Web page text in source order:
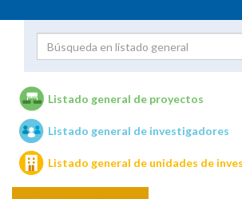
Unidades de investigación
Listado general de proyectos
Listado general de investigadores
Listado general de unidades de